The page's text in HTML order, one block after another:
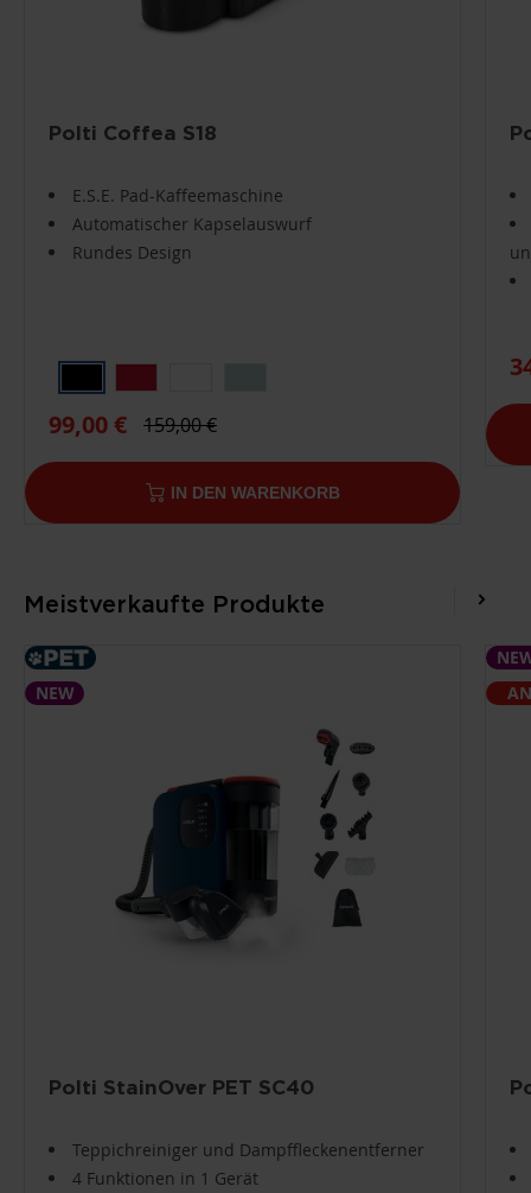
Polti Coffea S18
E.S.E. Pad-Kaffeemaschine
Automatischer Kapselauswurf
Rundes Design
99,00 € 159,00 €
IN DEN WARENKORB
Meistverkaufte Produkte
NEW
Polti StainOver PET SC40
Teppichreiniger und Dampffleckenentferner
4 Funktionen in 1 Gerät